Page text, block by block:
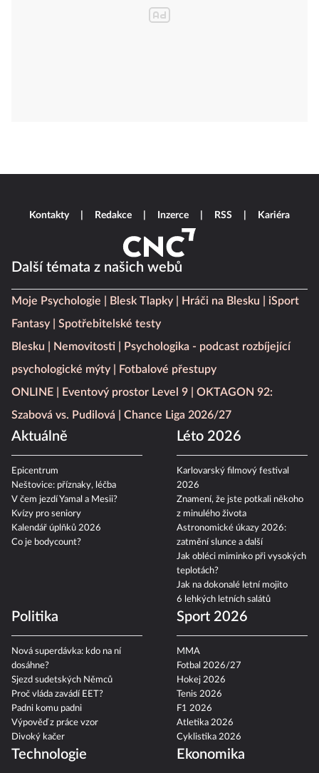
Další témata z našich webů
Moje Psychologie Blesk Tlapky Hráči na Blesku
iSport
Fantasy
Spotřebitelské testy
Blesku
Nemovitosti
Psychologika - podcast rozbíjející
psychologické mýty
Fotbalové přestupy
ONLINE
Eventový prostor Level 9
OKTAGON 92:
Szabová vs. Pudilová
Chance Liga 2026/27
Aktuálně
Epicentrum
Neštovice: příznaky, léčba
V čem jezdí Yamal a Mesii?
Kvízy pro seniory
Kalendář úplňků 2026
Co je bodycount?
Léto 2026
Karlovarský filmový festival
2026
Znamení, že jste potkali někoho
z minulého života
Astronomické úkazy 2026:
zatmění slunce a další
Jak obléci miminko při vysokých
teplotách?
Jak na dokonalé letní mojito
6 lehkých letních salátů
Politika
Nová superdávka: kdo na ní
dosáhne?
Sjezd sudetských Němců
Proč vláda zavádí EET?
Padni komu padni
Výpověď z práce vzor
Divoký kačer
Sport 2026
MMA
Fotbal 2026/27
Hokej 2026
Tenis 2026
F1 2026
Atletika 2026
Cyklistika 2026
Technologie Ekonomika
Kontakty Redakce Inzerce RSS Kariéra